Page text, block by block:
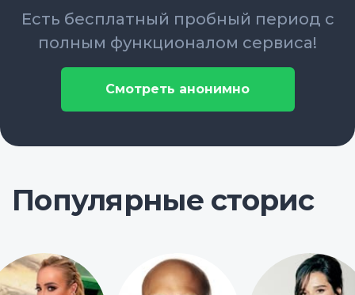
Есть бесплатный пробный период с
полным функционалом сервиса!
Смотреть анонимно
Популярные сторис